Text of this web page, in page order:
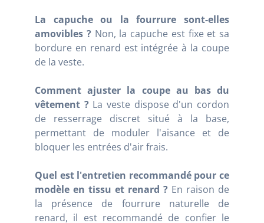
La capuche ou la fourrure sont-elles
amovibles ?Non, la capuche est fixe et sa
bordure en renard est intégrée à la coupe
de la veste.
Comment ajuster la coupe au bas du
vêtement ?La veste dispose d'un cordon
de resserrage discret situé à la base,
permettant de moduler l'aisance et de
bloquer les entrées d'air frais.
Quel est l'entretien recommandé pour ce
modèle en tissu et renard ? En raison de
la présence de fourrure naturelle de
renard, il est recommandé de confier le